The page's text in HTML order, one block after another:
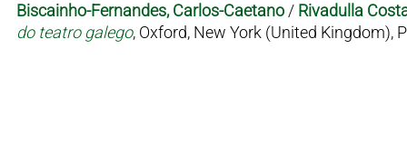
Biscainho-Fernandes, Carlos-Caetano/ Rivadulla
do teatro galego, Oxford, New York (United Kingdom),